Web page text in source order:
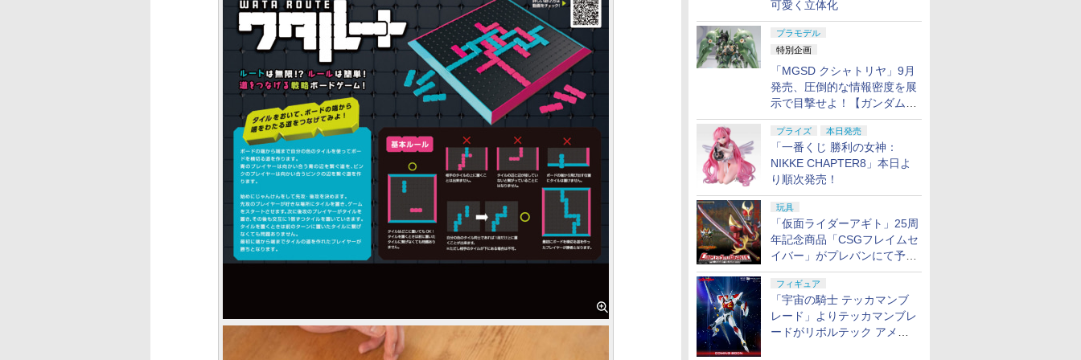
可愛く立体化
プラモデル
特別企画
「MGSD クシャトリヤ」9月
発売、圧倒的な情報密度を展
示で目撃せよ！【ガンダムベ
ース撮り下ろし】
プライズ 本日発売
「一番くじ 勝利の女神：
NIKKE CHAPTER8」本日よ
り順次発売！
玩具
「仮面ライダーアギト」25周
年記念商品「CSGフレイムセ
イバー」がプレバンにて予約
開始
フィギュア
「宇宙の騎士 テッカマンブ
レード」よりテッカマンブレ
ードがリボルテック アメイ